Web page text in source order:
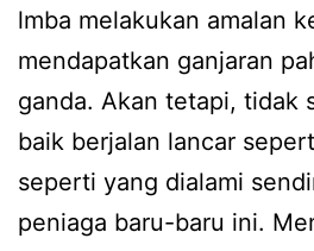
lmba melakukan amalan
mendapatkan ganjaran
ganda. Akan tetapi, tidak
baik berjalan lancar
seperti yang dialami
peniaga baru-baru ini.